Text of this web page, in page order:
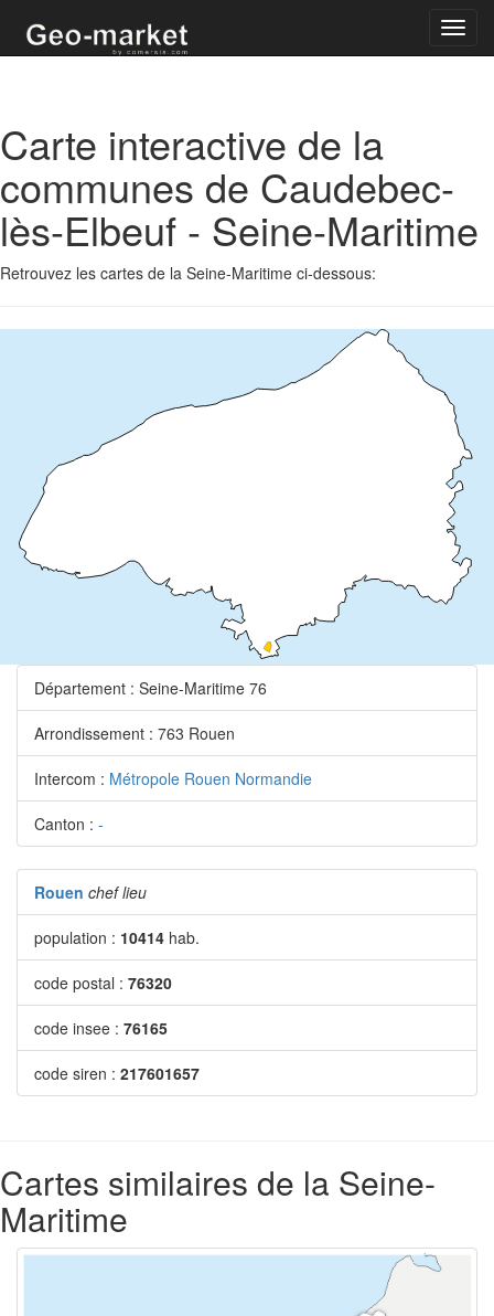
Carte interactive de la
communes de Caudebec-
lès-Elbeuf - Seine-Maritime
Retrouvez les cartes de la Seine-Maritime ci-dessous:
Département : Seine-Maritime 76
Arrondissement : 763 Rouen
Intercom : Métropole Rouen Normandie
Canton : -
Rouen chef lieu
population : 10414 hab.
code postal : 76320
code insee : 76165
code siren : 217601657
Cartes similaires de la Seine-
Maritime